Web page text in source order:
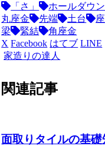
「さ」
ホールダウ
丸座金
先端 土台
梁
緊結
角座金
X Facebook はてブ LINE
家造りの達人
関連記事
面取りタイルの基礎